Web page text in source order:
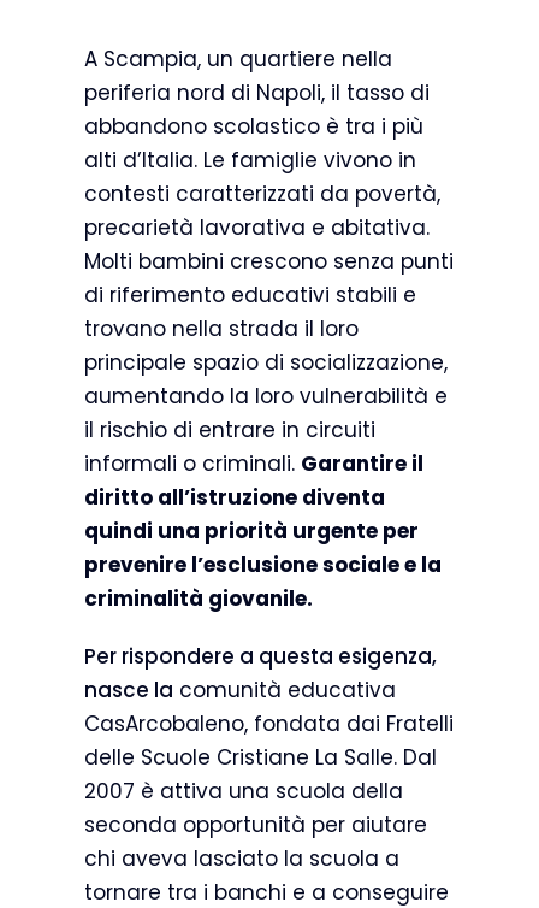
A Scampia, un quartiere nella
periferia nord di Napoli, il tasso di
abbandono scolastico è tra i più
alti d’Italia. Le famiglie vivono in
contesti caratterizzati da povertà,
precarietà lavorativa e abitativa.
Molti bambini crescono senza punti
di riferimento educativi stabili e
trovano nella strada il loro
principale spazio di socializzazione,
aumentando la loro vulnerabilità e
il rischio di entrare in circuiti
informali o criminali. Garantire il
diritto all’istruzione diventa
quindi una priorità urgente per
prevenire l’esclusione sociale e la
criminalità giovanile.
Per rispondere a questa esigenza,
nasce la comunità educativa
CasArcobaleno, fondata dai Fratelli
delle Scuole Cristiane La Salle. Dal
2007 è attiva una scuola della
seconda opportunità per aiutare
chi aveva lasciato la scuola a
tornare tra i banchi e a conseguire